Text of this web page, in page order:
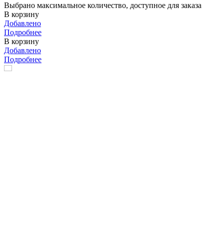
Выбрано максимальное количество, доступное для заказа
В корзину
Добавлено
Подробнее
В корзину
Добавлено
Подробнее